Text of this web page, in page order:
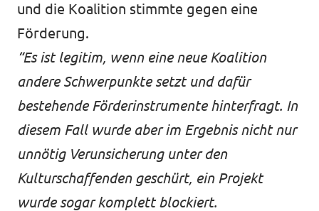
und die Koalition stimmte gegen eine
Förderung.
“Es ist legitim, wenn eine neue Koalition
andere Schwerpunkte setzt und dafür
bestehende Förderinstrumente hinterfragt. In
diesem Fall wurde aber im Ergebnis nicht nur
unnötig Verunsicherung unter den
Kulturschaffenden geschürt, ein Projekt
wurde sogar komplett blockiert.